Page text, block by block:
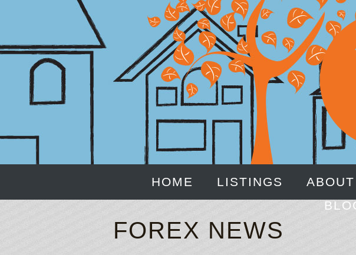
HOME LISTINGS
FOREX NEWS